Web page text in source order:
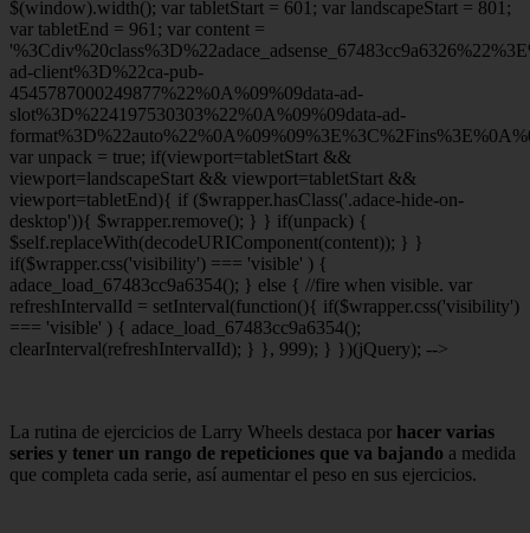
$(window).width(); var tabletStart = 601; var landscapeStart = 801;
var tabletEnd = 961; var content =
ad-client%3D%22ca-pub-
4545787000249877%22%0A%09%09data-ad-
slot%3D%224197530303%22%0A%09%09data-ad-
var unpack = true; if(viewport=tabletStart &&
viewport=landscapeStart && viewport=tabletStart &&
viewport=tabletEnd){ if ($wrapper.hasClass('.adace-hide-on-
desktop')){ $wrapper.remove(); } } if(unpack) {
$self.replaceWith(decodeURIComponent(content)); } }
if($wrapper.css('visibility') === 'visible' ) {
adace_load_67483cc9a6354(); } else { //fire when visible. var
refreshIntervalId = setInterval(function(){ if($wrapper.css('visibility')
=== 'visible' ) { adace_load_67483cc9a6354();
clearInterval(refreshIntervalId); } }, 999); } })(jQuery); -->
La rutina de ejercicios de Larry Wheels destaca por hacer varias
series y tener un rango de repeticiones que va bajando a medida
que completa cada serie, así aumentar el peso en sus ejercicios.